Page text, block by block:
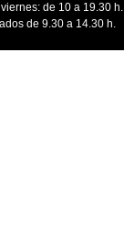
de 10 a 19.30 h.
de 9.30 a 14.30 h.